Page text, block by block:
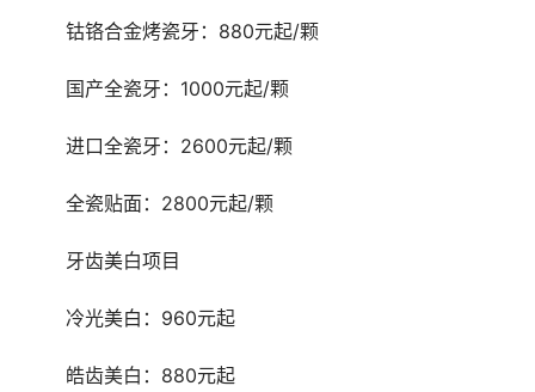
	钴铬合金烤瓷牙：880元起/颗
	国产全瓷牙：1000元起/颗
	进口全瓷牙：2600元起/颗
	全瓷贴面：2800元起/颗
	牙齿美白项目
	冷光美白：960元起
	皓齿美白：880元起